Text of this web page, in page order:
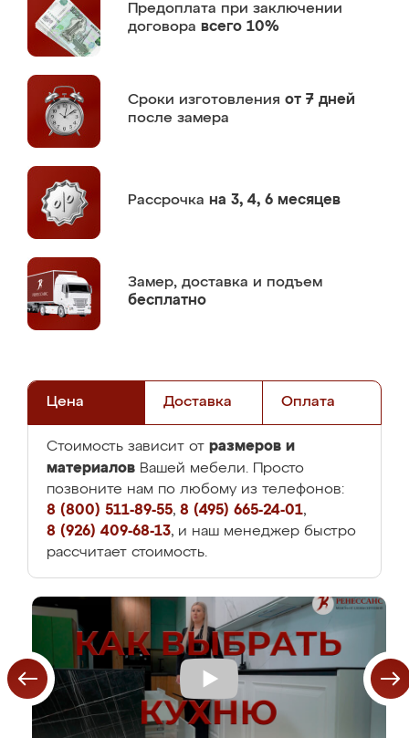
Предоплата при заключении
договора всего 10%
Сроки изготовления от 7 дней
после замера
Рассрочка на 3, 4, 6 месяцев
Замер, доставка и подъем
бесплатно
Цена Доставка Оплата
Стоимость зависит от размеров и
материалов Вашей мебели. Просто
позвоните нам по любому из телефонов:
8 (800) 511-89-55, 8 (495) 665-24-01,
8 (926) 409-68-13, и наш менеджер быстро
рассчитает стоимость.